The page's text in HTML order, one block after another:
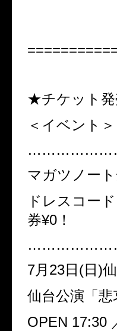
★チケット発
＜イベント＞
マガツノー
ドレスコー
券¥0！
7月23日(日)
仙台公演「悲
OPEN 17:30